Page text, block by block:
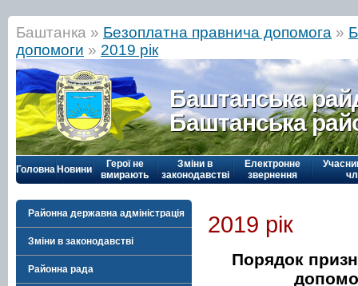
Баштанка » Безоплатна правнича допомога »
допомоги » 2019 рік
Баштанська
Баштанська
Головна Новини
Герої не
вмирають
Зміни в
законодавстві
Електронне
звернення
Районна державна адміністрація
Зміни в законодавстві
Районна рада
2019 рік
Порядок